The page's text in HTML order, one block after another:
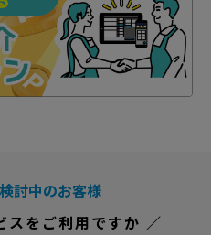
討中のお客様
スをご利用ですか ／